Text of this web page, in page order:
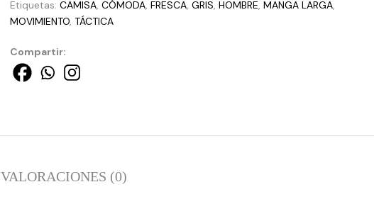
Etiquetas:CAMISA,CÓMODA,FRESCA,GRIS,HOMBRE,MANGA LARGA,
MOVIMIENTO,TÁCTICA
Compartir:
VALORACIONES (0)